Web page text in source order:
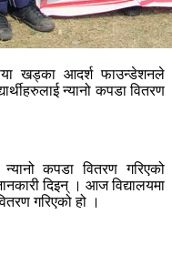
खड्का आदर्श फाउन्डेशनले
न्यानो कपडा वितरण
न्यानो कपडा वितरण गरिएको
दिइन् । आज विद्यालयमा
गरिएको हो ।